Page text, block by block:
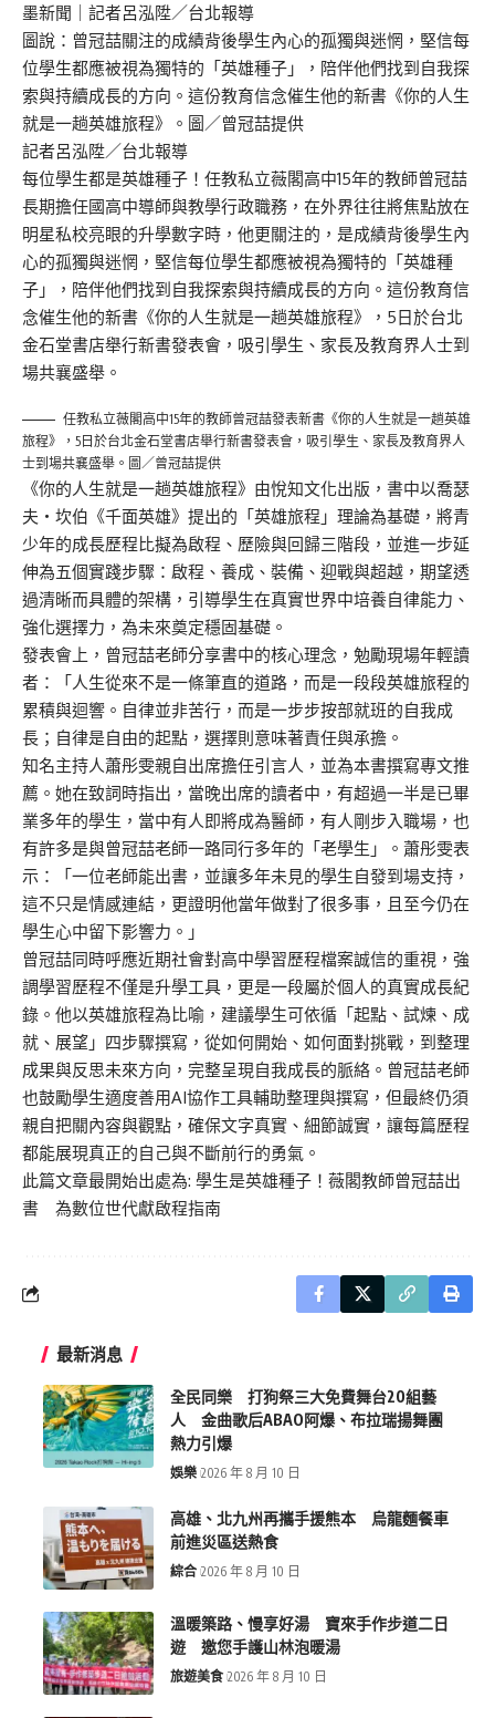
墨新聞 ｜記者呂泓陞／台北報導
圖說：曾冠喆關注的成績背後學生內心的孤獨與迷惘，堅信每
位學生都應被視為獨特的「英雄種子」，陪伴他們找到自我探
索與持續成長的方向。這份教育信念催生他的新書《你的人生
就是一趟英雄旅程》。圖／曾冠喆提供
記者呂泓陞／台北報導
每位學生都是英雄種子！任教私立薇閣高中15年的教師曾冠喆
長期擔任國高中導師與教學行政職務，在外界往往將焦點放在
明星私校亮眼的升學數字時，他更關注的，是成績背後學生內
心的孤獨與迷惘，堅信每位學生都應被視為獨特的「英雄種
子」，陪伴他們找到自我探索與持續成長的方向。這份教育信
念催生他的新書《你的人生就是一趟英雄旅程》，5日於台北
金石堂書店舉行新書發表會，吸引學生、家長及教育界人士到
場共襄盛舉。
任教私立薇閣高中15年的教師曾冠喆發表新書《你的人生就是一趟英雄
旅程》，5日於台北金石堂書店舉行新書發表會，吸引學生、家長及教育界人
士到場共襄盛舉。圖／曾冠喆提供
《你的人生就是一趟英雄旅程》由悅知文化出版，書中以喬瑟
夫‧坎伯《千面英雄》提出的「英雄旅程」理論為基礎，將青
少年的成長歷程比擬為啟程、歷險與回歸三階段，並進一步延
伸為五個實踐步驟：啟程、養成、裝備、迎戰與超越，期望透
過清晰而具體的架構，引導學生在真實世界中培養自律能力、
強化選擇力，為未來奠定穩固基礎。
發表會上，曾冠喆老師分享書中的核心理念，勉勵現場年輕讀
者：「人生從來不是一條筆直的道路，而是一段段英雄旅程的
累積與迴響。自律並非苦行，而是一步步按部就班的自我成
長；自律是自由的起點，選擇則意味著責任與承擔。
知名主持人蕭彤雯親自出席擔任引言人，並為本書撰寫專文推
薦。她在致詞時指出，當晚出席的讀者中，有超過一半是已畢
業多年的學生，當中有人即將成為醫師，有人剛步入職場，也
有許多是與曾冠喆老師一路同行多年的「老學生」。蕭彤雯表
示：「一位老師能出書，並讓多年未見的學生自發到場支持，
這不只是情感連結，更證明他當年做對了很多事，且至今仍在
學生心中留下影響力。」
曾冠喆同時呼應近期社會對高中學習歷程檔案誠信的重視，強
調學習歷程不僅是升學工具，更是一段屬於個人的真實成長紀
錄。他以英雄旅程為比喻，建議學生可依循「起點、試煉、成
就、展望」四步驟撰寫，從如何開始、如何面對挑戰，到整理
成果與反思未來方向，完整呈現自我成長的脈絡。曾冠喆老師
也鼓勵學生適度善用AI協作工具輔助整理與撰寫，但最終仍須
親自把關內容與觀點，確保文字真實、細節誠實，讓每篇歷程
都能展現真正的自己與不斷前行的勇氣。
此篇文章最開始出處為: 學生是英雄種子！薇閣教師曾冠喆出
書 為數位世代獻啟程指南
最新消息
全民同樂 打狗祭三大免費舞台20組藝
人 金曲歌后ABAO阿爆、布拉瑞揚舞團
熱力引爆
娛樂 2026 年 8 月 10 日
高雄、北九州再攜手援熊本 烏龍麵餐車
前進災區送熱食
綜合 2026 年 8 月 10 日
溫暖築路、慢享好湯 寶來手作步道二日
遊 邀您手護山林泡暖湯
旅遊美食 2026 年 8 月 10 日